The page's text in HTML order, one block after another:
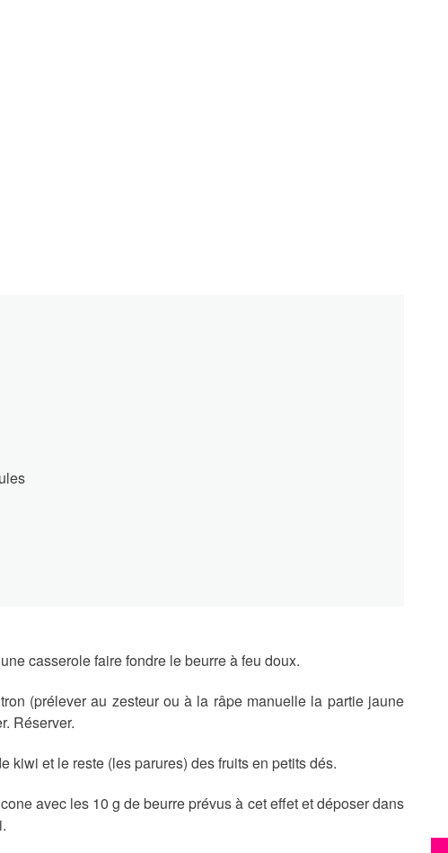
casserole faire fondre le beurre à feu doux.
(prélever au zesteur ou à la râpe manuelle la partie jaune
Réserver.
kiwi et le reste (les parures) des fruits en petits dés.
avec les 10 g de beurre prévus à cet effet et déposer dans